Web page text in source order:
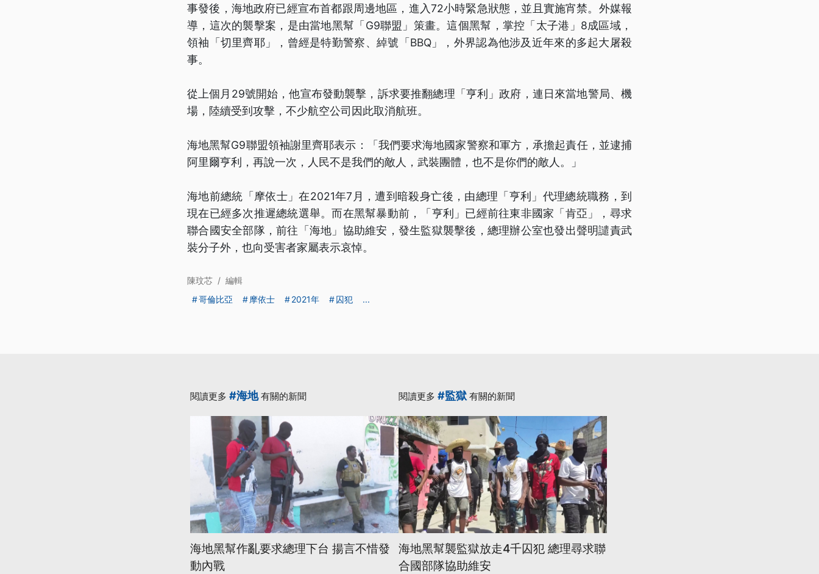
事發後，海地政府已經宣布首都跟周邊地區，進入72小時緊急狀態，並且實施宵禁。外媒報
導，這次的襲擊案，是由當地黑幫「G9聯盟」策畫。這個黑幫，掌控「太子港」8成區域，
領袖「切里齊耶」，曾經是特勤警察、綽號「BBQ」，外界認為他涉及近年來的多起大屠殺
事。
從上個月29號開始，他宣布發動襲擊，訴求要推翻總理「亨利」政府，連日來當地警局、機
場，陸續受到攻擊，不少航空公司因此取消航班。
海地黑幫G9聯盟領袖謝里齊耶表示：「我們要求海地國家警察和軍方，承擔起責任，並逮捕
阿里爾亨利，再說一次，人民不是我們的敵人，武裝團體，也不是你們的敵人。」
海地前總統「摩依士」在2021年7月，遭到暗殺身亡後，由總理「亨利」代理總統職務，到
現在已經多次推遲總統選舉。而在黑幫暴動前，「亨利」已經前往東非國家「肯亞」，尋求
聯合國安全部隊，前往「海地」協助維安，發生監獄襲擊後，總理辦公室也發出聲明譴責武
裝分子外，也向受害者家屬表示哀悼。
陳玟芯 / 編輯
哥倫比亞
摩依士 2021年 囚犯 ...
閱讀更多 #海地有關的新聞
海地黑幫作亂要求總理下台 揚言不惜發
動內戰
閱讀更多 #監獄 有關的新聞
海地黑幫襲監獄放走4千囚犯 總理尋求聯
合國部隊協助維安